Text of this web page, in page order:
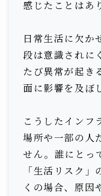
感じたことはあ
日常生活に欠か
段は意識されに
たび異常が起き
面に影響を及ぼ
こうしたインフ
場所や一部の人
せん。誰にとっ
「生活リスク
くの場合、原因